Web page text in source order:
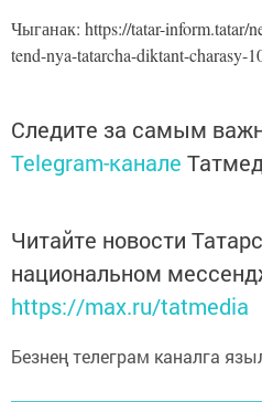
Чыганак: https://tatar-inform.tatar/
tend-nya-tatarcha-diktant-charasy-
Следите за самым
Telegram-канале
Читайте новости
национальном
https://max.ru/tatmedia
Безнең телеграм каналга